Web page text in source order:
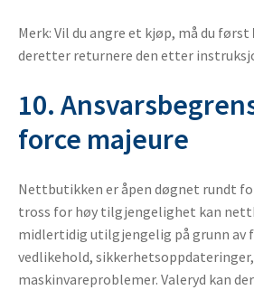
Merk: Vil du angre et kjøp, må du først
deretter returnere den etter
10.
force majeure
Nettbutikken er åpen døgnet rundt
tross for høy tilgjengelighet kan
midlertidig utilgjengelig på grunn av
vedlikehold,
maskinvareproblemer. Valeryd kan